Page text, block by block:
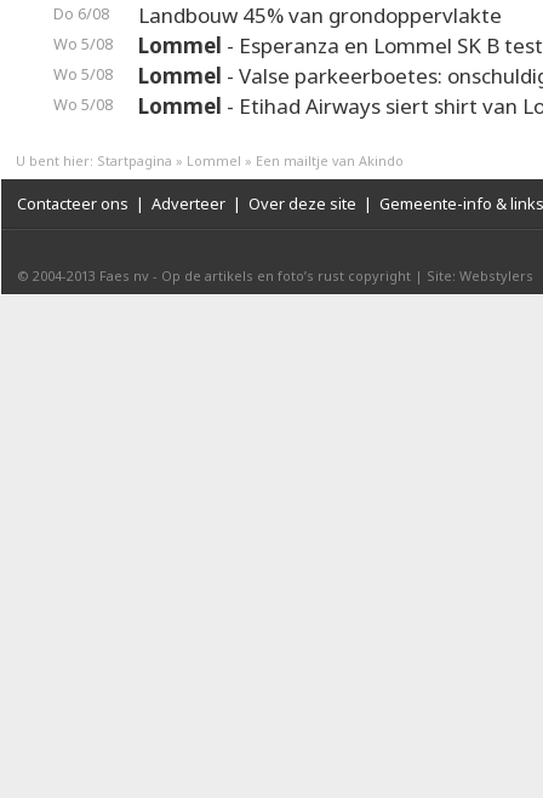
Do 6/08 Landbouw 45% van grondoppervlakte
Wo 5/08 Lommel - Esperanza en Lommel SK B
Wo 5/08 Lommel - Valse parkeerboetes:
Wo 5/08 Lommel - Etihad Airways siert shirt van
U bent hier: Startpagina » Lommel » Een mailtje van Akindo
Contacteer ons | Adverteer | Over deze site | Gemeente-info & links
© 2004-2013 Faes nv - Op de artikels en foto’s rust copyright | Site: Webstylers